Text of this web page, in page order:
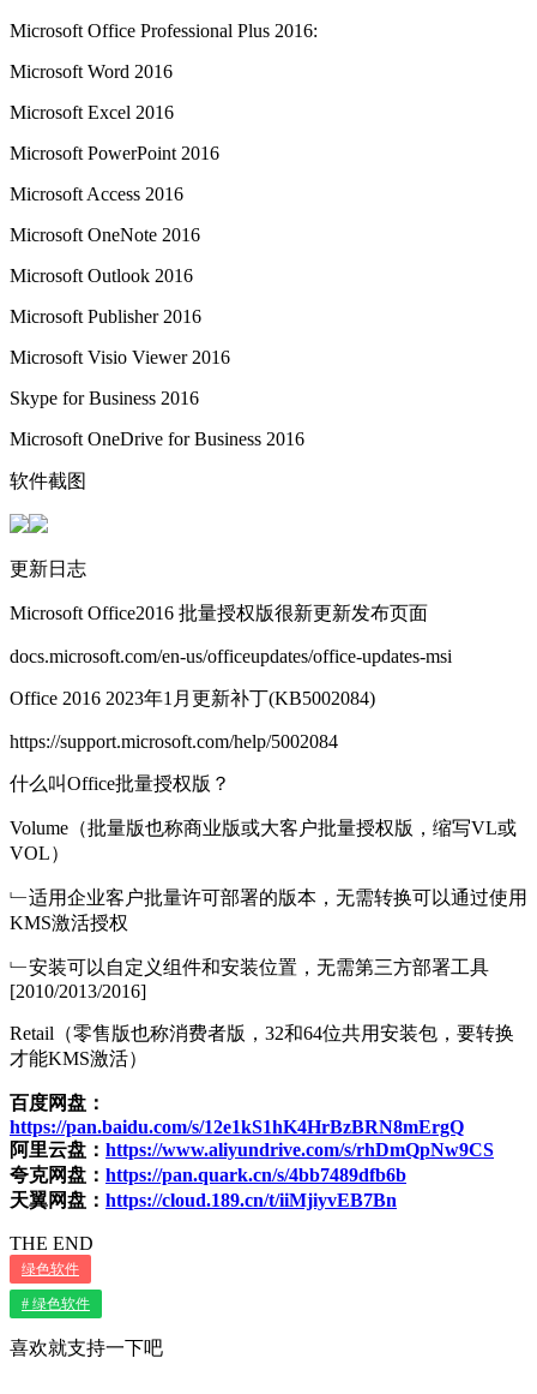
Microsoft Office Professional Plus 2016:
Microsoft Word 2016
Microsoft Excel 2016
Microsoft PowerPoint 2016
Microsoft Access 2016
Microsoft OneNote 2016
Microsoft Outlook 2016
Microsoft Publisher 2016
Microsoft Visio Viewer 2016
Skype for Business 2016
Microsoft OneDrive for Business 2016
软件截图
更新日志
Microsoft Office2016 批量授权版很新更新发布页面
docs.microsoft.com/en-us/officeupdates/office-updates-msi
Office 2016 2023年1月更新补丁(KB5002084)
https://support.microsoft.com/help/5002084
什么叫Office批量授权版？
Volume（批量版也称商业版或大客户批量授权版，缩写VL或
VOL）
﹂适用企业客户批量许可部署的版本，无需转换可以通过使用
KMS激活授权
﹂安装可以自定义组件和安装位置，无需第三方部署工具
[2010/2013/2016]
Retail（零售版也称消费者版，32和64位共用安装包，要转换
才能KMS激活）
百度网盘：
https://pan.baidu.com/s/12e1kS1hK4HrBzBRN8mErgQ
阿里云盘： https://www.aliyundrive.com/s/rhDmQpNw9CS
夸克网盘： https://pan.quark.cn/s/4bb7489dfb6b
天翼网盘： https://cloud.189.cn/t/iiMjiyvEB7Bn
THE END
绿色软件
# 绿色软件
喜欢就支持一下吧